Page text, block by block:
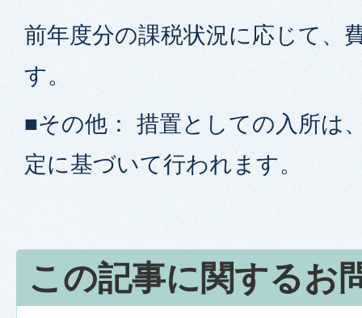
前年度分の課税状況に応じて、
す。
■その他： 措置としての入所は
定に基づいて行われます。
この記事に関するお